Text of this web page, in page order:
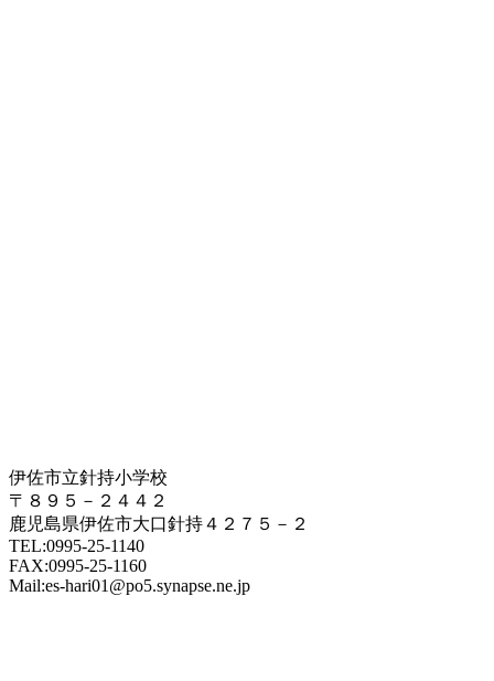
伊佐市立針持小学校
〒８９５－２４４２
鹿児島県伊佐市大口針持４２７５－２
TEL:0995-25-1140
FAX:0995-25-1160
Mail:es-hari01@po5.synapse.ne.jp